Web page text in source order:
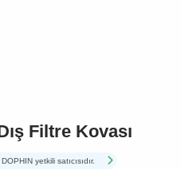
Filtre Kovası
yetkili satıcısıdır.